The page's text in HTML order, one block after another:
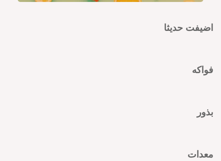
اضيفت حديثا
فواكه
بذور
معدات